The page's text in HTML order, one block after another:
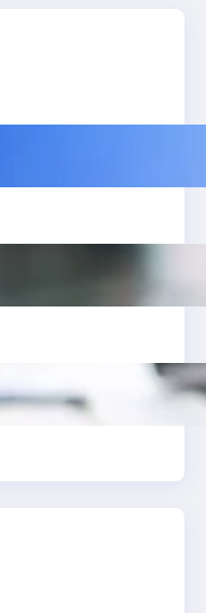
ce que ça va
grâce à
expert-
: levier de